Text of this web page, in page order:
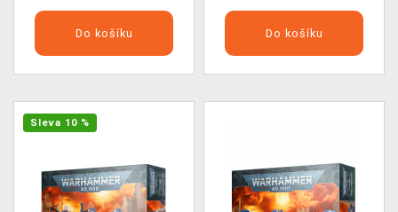
Do košíku Do košíku
Sleva 10 %